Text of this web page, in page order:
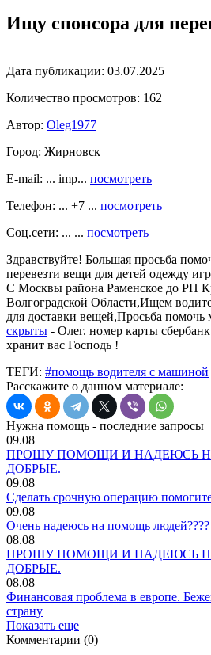
Ищу спонсора для
Дата публикации: 03.07.2025
Количество просмотров: 162
Автор: Oleg1977
Город: Жирновск
E-mail: ... imp... посмотреть
Телефон: ... +7 ... посмотреть
Соц.сети: ... ... посмотреть
Здравствуйте! Большая просьба
перевезти вещи для детей одежду
С Москвы района Раменское до РП
Волгоградской Области,Ищем
для доставки вещей,Просьба помочь
скрыты - Олег. номер карты сбербанк
хранит вас Господь !
ТЕГИ: #помощь водителя с машиной
Расскажите о данном материале:
Нужна помощь - последние запросы
09.08
ПРОШУ ПОМОЩИ И НАДЕЮСЬ
ДОБРЫЕ.
09.08
Сделать срочную операцию
09.08
Очень надеюсь на помощь людей????
08.08
ПРОШУ ПОМОЩИ И НАДЕЮСЬ
ДОБРЫЕ.
08.08
Финансовая проблема в европе.
страну
Показать еще
Комментарии (0)